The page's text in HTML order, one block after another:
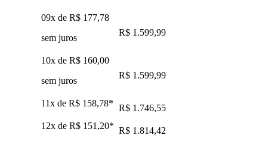
09x de R$ 177,78
sem juros
R$ 1.599,99
10x de R$ 160,00
sem juros
R$ 1.599,99
11x de R$ 158,78* R$ 1.746,55
12x de R$ 151,20* R$ 1.814,42